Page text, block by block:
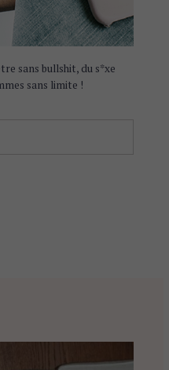
sans bullshit, du s*xe
sans limite !